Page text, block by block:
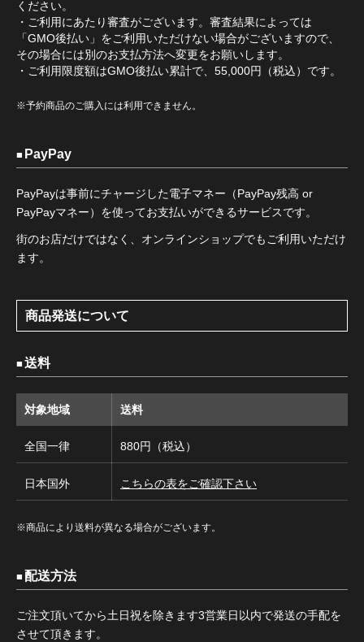
ください。
・ご利用にあたり審査がございます。審査結果によっては
「GMO後払い」をご利用いただけない場合がございますので、
その場合には別のお支払方法へ変更をお願いします。
・ご利用限度額はGMO後払い累計で、55,000円（税込）です。
※予約商品のご購入には利用できません。
PayPay
PayPayは事前にチャージした電子マネー（PayPay残高 or
PayPayマネー）を使ってお支払いができるサービスです。
街のお店だけではなく、オンラインショップでもご利用いただけ
ます。
商品発送について
送料
対象地域 送料
全国一律 880円（税込）
日本国外 こちらの表をご確認下さい
※商品により送料が異なる場合がございます。
配送方法
ご注文頂いてから土日祝を除きます3営業日以内で発送の手配を
させて頂きます。